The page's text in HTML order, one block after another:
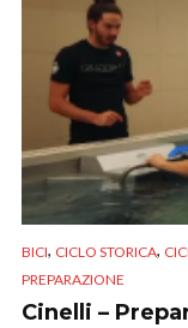
BICI, CICLO STORICA,
PREPARAZIONE
Cinelli –